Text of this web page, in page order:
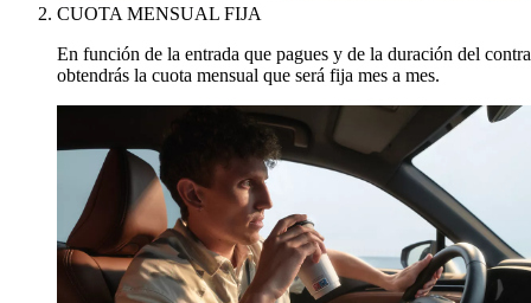
CUOTA MENSUAL FIJA
En función de la entrada que pagues y de la duración del
obtendrás la cuota mensual que será fija mes a mes.